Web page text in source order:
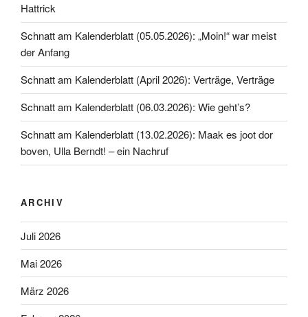
Hattrick
Schnatt am Kalenderblatt (05.05.2026): „Moin!“ war meist
der Anfang
Schnatt am Kalenderblatt (April 2026): Verträge, Verträge
Schnatt am Kalenderblatt (06.03.2026): Wie geht’s?
Schnatt am Kalenderblatt (13.02.2026): Maak es joot dor
boven, Ulla Berndt! – ein Nachruf
ARCHIV
Juli 2026
Mai 2026
März 2026